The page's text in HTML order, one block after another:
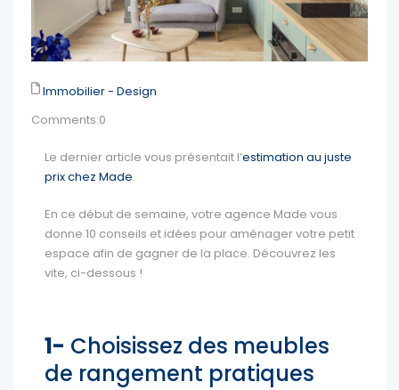
Immobilier - Design
Comments:0
Le dernier article vous présentait l’estimation au juste
prix chez Made.
En ce début de semaine, votre agence Made vous
donne 10 conseils et idées pour aménager votre petit
espace afin de gagner de la place. Découvrez les
vite, ci-dessous !
1- Choisissez des meubles
de rangement pratiques